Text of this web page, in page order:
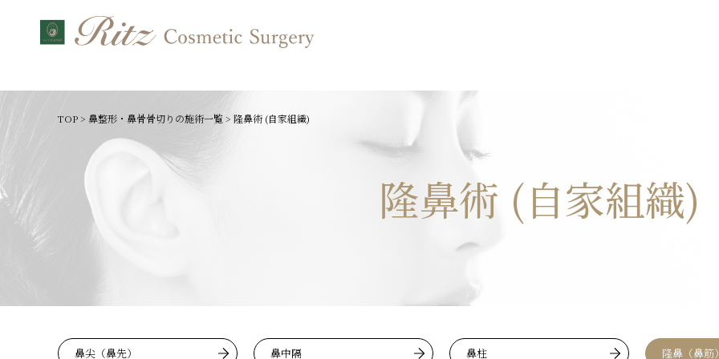
TOP> 鼻整形・鼻骨骨切りの施術一覧 > 隆鼻術 (自家組織)
隆鼻術 (自家組織)
鼻尖（鼻先） 鼻中隔 鼻柱 隆鼻（鼻筋）